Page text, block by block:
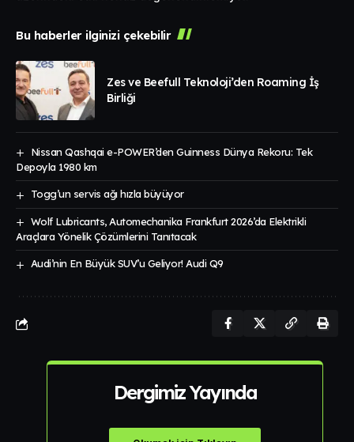
Bu haberler ilginizi çekebilir
Zes ve Beefull Teknoloji’den Roaming İş
Birliği
Nissan Qashqai e-POWER’den Guinness Dünya Rekoru: Tek
Depoyla 1980 km
Togg’un servis ağı hızla büyüyor
Wolf Lubricants, Automechanika Frankfurt 2026’da Elektrikli
Araçlara Yönelik Çözümlerini Tanıtacak
Audi’nin En Büyük SUV’u Geliyor! Audi Q9
Dergimiz Yayında